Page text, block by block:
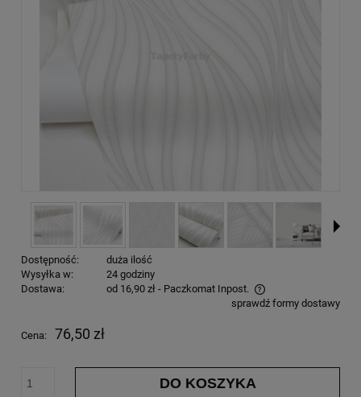
Dostępność:
duża ilość
Wysyłka w:
24 godziny
Dostawa:
od 16,90 zł - Paczkomat Inpost.
sprawdź formy dostawy
Cena: 76,50 zł
DO KOSZYKA